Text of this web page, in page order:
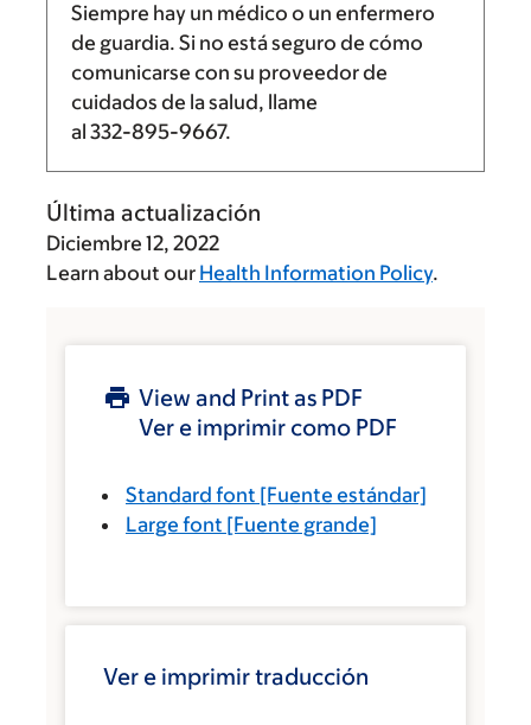
Siempre hay un médico o un enfermero
de guardia. Si no está seguro de cómo
comunicarse con su proveedor de
cuidados de la salud, llame
al 332-895-9667.
Última actualización
Diciembre 12, 2022
Learn about our Health Information Policy.
View and Print as PDF
Ver e imprimir como PDF
Standard font [Fuente estándar]
Large font [Fuente grande]
Ver e imprimir traducción